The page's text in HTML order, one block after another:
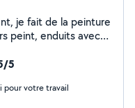
je fait de la peinture
peint, enduits avec
5
pour votre travail